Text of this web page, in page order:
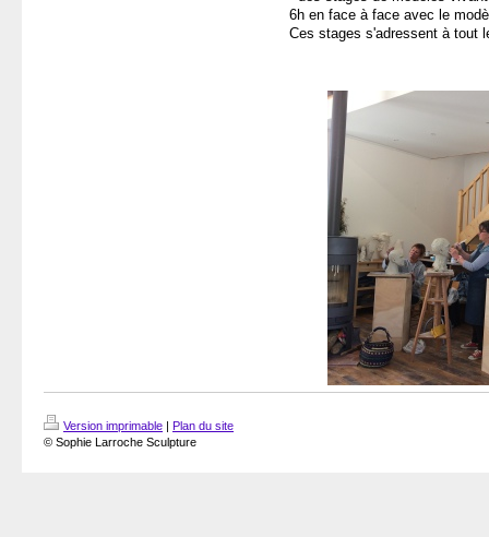
6h en face à face avec le
Ces stages s'adressent à tout
Version imprimable | Plan du site
© Sophie Larroche Sculpture